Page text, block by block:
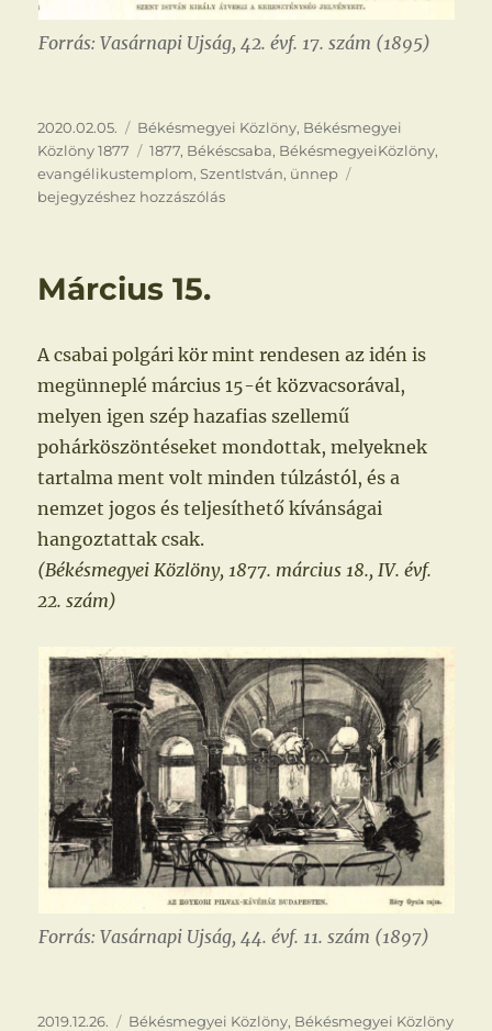
Forrás: Vasárnapi Ujság, 42. évf. 17. szám (1895)
Közzétéve
2020.02.05. Kategória
Békésmegyei Közlöny, Békésmegyei
Közlöny 1877
Címke
1877, Békéscsaba, BékésmegyeiKözlöny,
evangélikustemplom,SzentIstván, ünnep
bejegyzéshez hozzászólás
Március 15.
A csabai polgári kör mint rendesen az idén is
megünneplé március 15-ét közvacsorával,
melyen igen szép hazafias szellemű
pohárköszöntéseket mondottak, melyeknek
tartalma ment volt minden túlzástól, és a
nemzet jogos és teljesíthető kívánságai
hangoztattak csak.
(Békésmegyei Közlöny, 1877. március 18., IV. évf.
22. szám)
Forrás: Vasárnapi Ujság, 44. évf. 11. szám (1897)
Közzétéve
2019.12.26. Kategória
Békésmegyei Közlöny, Békésmegyei Közlöny